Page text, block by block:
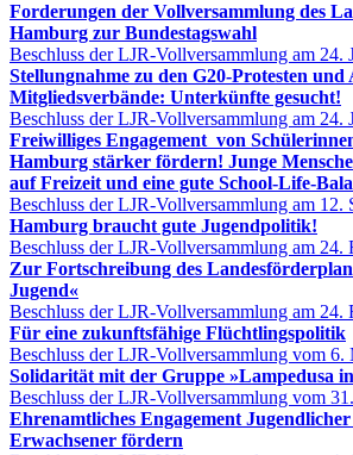
Forderungen der Vollversammlung des
Hamburg zur Bundestagswahl
Beschluss der LJR-Vollversammlung am 24.
Stellungnahme zu den G20-Protesten
Mitgliedsverbände: Unterkünfte gesucht!
Beschluss der LJR-Vollversammlung am 24.
Freiwilliges Engagement von
Hamburg stärker fördern! Junge
auf Freizeit und eine gute School-Life-
Beschluss der LJR-Vollversammlung am 12.
Hamburg braucht gute Jugendpolitik!
Beschluss der LJR-Vollversammlung am 24.
Zur Fortschreibung des
Jugend«
Beschluss der LJR-Vollversammlung am 24.
Für eine zukunftsfähige Flüchtlingspolitik
Beschluss der LJR-Vollversammlung vom 6.
Solidarität mit der Gruppe »Lampedusa
Beschluss der LJR-Vollversammlung vom
Ehrenamtliches Engagement
Erwachsener fördern